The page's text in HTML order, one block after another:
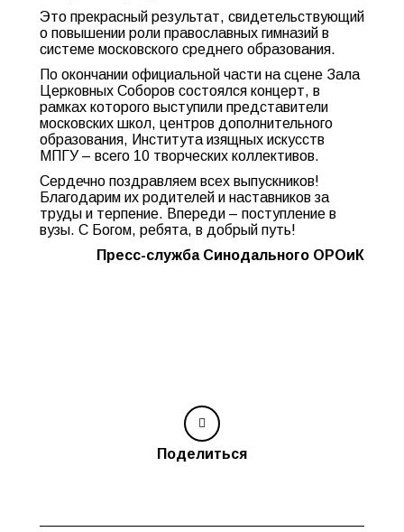
Это прекрасный результат, свидетельствующий
о повышении роли православных гимназий в
системе московского среднего образования.
По окончании официальной части на сцене Зала
Церковных Соборов состоялся концерт, в
рамках которого выступили представители
московских школ, центров дополнительного
образования, Института изящных искусств
МПГУ – всего 10 творческих коллективов.
Сердечно поздравляем всех выпускников!
Благодарим их родителей и наставников за
труды и терпение. Впереди – поступление в
вузы. С Богом, ребята, в добрый путь!
Пресс-служба Синодального ОРОиК
Поделиться